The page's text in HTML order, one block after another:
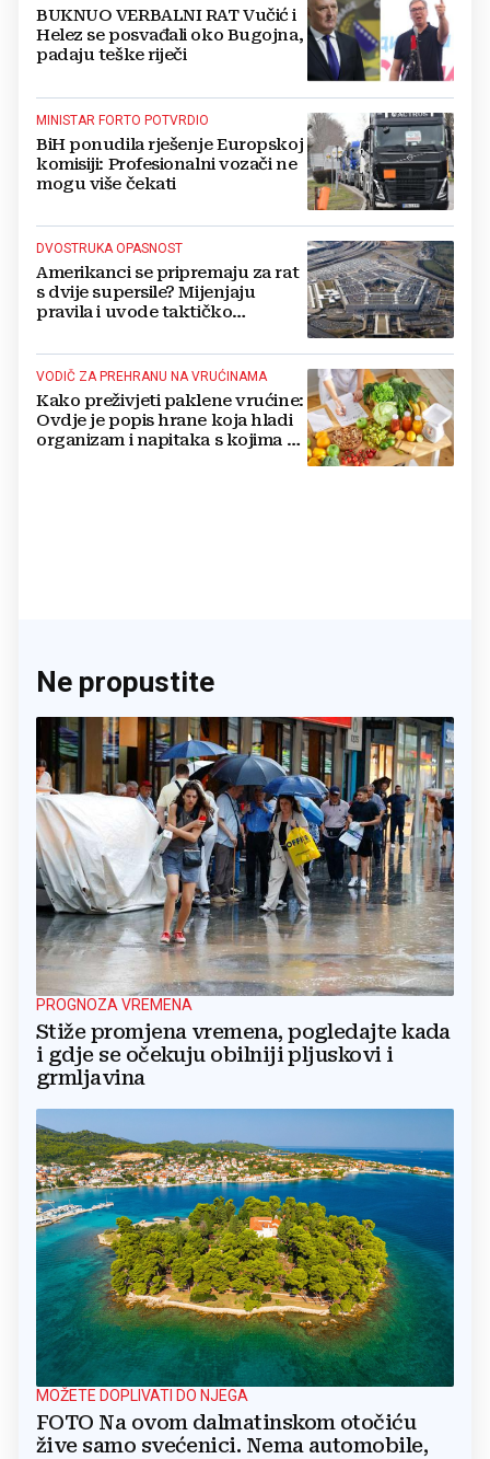
BUKNUO VERBALNI RAT Vučić i
Helez se posvađali oko Bugojna,
padaju teške riječi
MINISTAR FORTO POTVRDIO
BiH ponudila rješenje Europskoj
komisiji: Profesionalni vozači ne
mogu više čekati
DVOSTRUKA OPASNOST
Amerikanci se pripremaju za rat
s dvije supersile? Mijenjaju
pravila i uvode taktičko
VODIČ ZA PREHRANU NA VRUĆINAMA
Kako preživjeti paklene vrućine:
Ovdje je popis hrane koja hladi
organizam i napitaka s kojima si
Ne propustite
PROGNOZA VREMENA
Stiže promjena vremena, pogledajte kada
i gdje se očekuju obilniji pljuskovi i
grmljavina
MOŽETE DOPLIVATI DO NJEGA
FOTO Na ovom dalmatinskom otočiću
žive samo svećenici. Nema automobile,